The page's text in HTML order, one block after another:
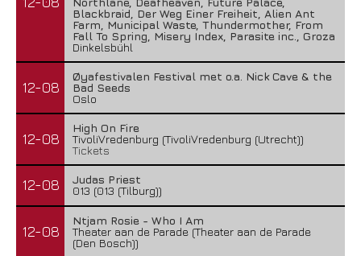
Blackbraid, Der Weg Einer Freiheit, Alien Ant
Farm, Municipal Waste, Thundermother, From
Fall To Spring, Misery Index, Parasite inc., Groza
Dinkelsbühl
12-08
Øyafestivalen Festival met o.a. Nick Cave & the
Bad Seeds
Oslo
12-08
High On Fire
TivoliVredenburg (TivoliVredenburg (Utrecht))
Tickets
12-08
Judas Priest
013 (013 (Tilburg))
12-08
Ntjam Rosie - Who I Am
Theater aan de Parade (Theater aan de Parade
(Den Bosch))